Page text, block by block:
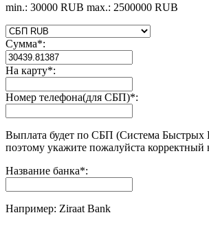
min.: 30000 RUB max.: 2500000 RUB
Сумма*:
На карту*:
Номер телефона(для СБП)*:
Выплата будет по СБП (Система Быстрых
поэтому укажите пожалуйста корректный
Название банка*:
Например: Ziraat Bank